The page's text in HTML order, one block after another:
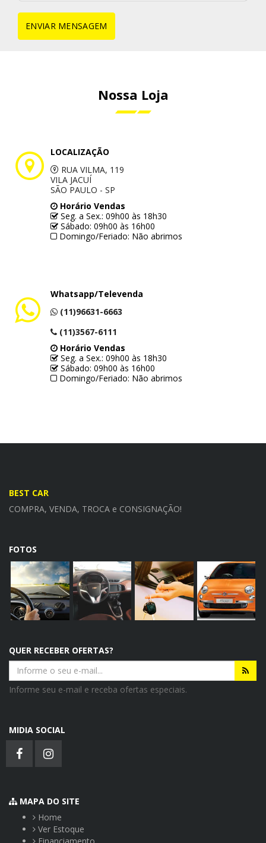
ENVIAR MENSAGEM
Nossa Loja
LOCALIZAÇÃO
RUA VILMA, 119
VILA JACUÍ
SÃO PAULO - SP
Horário Vendas
Seg. a Sex.: 09h00 às 18h30
Sábado: 09h00 às 16h00
Domingo/Feriado: Não abrimos
Whatsapp/Televenda
(11)96631-6663
(11)3567-6111
Horário Vendas
Seg. a Sex.: 09h00 às 18h30
Sábado: 09h00 às 16h00
Domingo/Feriado: Não abrimos
BEST CAR
COMPRA, VENDA, TROCA e CONSIGNAÇÃO!
FOTOS
QUER RECEBER OFERTAS?
Informe seu e-mail e receba ofertas especiais.
MIDIA SOCIAL
MAPA DO SITE
Home
Ver Estoque